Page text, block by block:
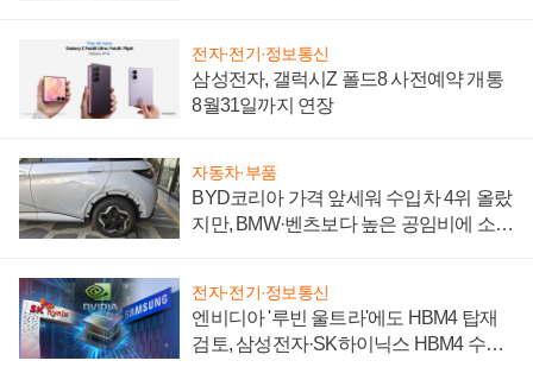
전자·전기·정보통신
삼성전자, 갤럭시Z 폴드8 사전예약 개통
8월31일까지 연장
자동차·부품
BYD코리아 가격 앞세워 수입차 4위 올랐
지만, BMW·벤츠보다 높은 공임비에 소비
전자·전기·정보통신
엔비디아 '루빈 울트라'에도 HBM4 탑재
검토, 삼성전자·SK하이닉스 HBM4 수율